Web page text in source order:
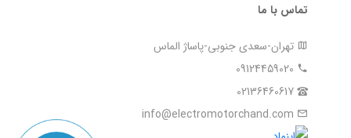
تماس با ما
تهران-سعدی جنوبی-پاساژ الماس